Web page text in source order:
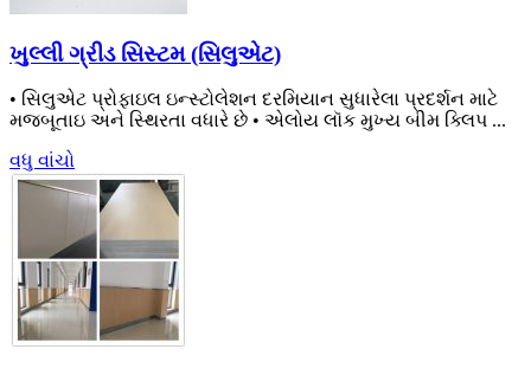
ખુલ્લી ગ્રીડ સિસ્ટમ (સિલુએટ)
• સિલુએટ પ્રોફાઇલ ઇન્સ્ટોલેશન દરમિયાન સુધારેલા પ્રદર્શન માટે
મજબૂતાઇ અને સ્થિરતા વધારે છે • એલોય લૉક મુખ્ય બીમ ક્લિપ ...
વધુ વાંચો